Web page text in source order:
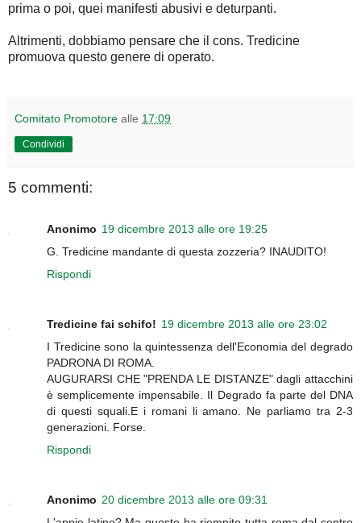
prima o poi, quei manifesti abusivi e deturpanti.
Altrimenti, dobbiamo pensare che il cons. Tredicine
promuova questo genere di operato.
Comitato Promotore alle 17:09
Condividi
5 commenti:
Anonimo 19 dicembre 2013 alle ore 19:25
G. Tredicine mandante di questa zozzeria? INAUDITO!
Rispondi
Tredicine fai schifo! 19 dicembre 2013 alle ore 23:02
I Tredicine sono la quintessenza dell'Economia del degrado
PADRONA DI ROMA.
AUGURARSI CHE "PRENDA LE DISTANZE" dagli attacchini
è semplicemente impensabile. Il Degrado fa parte del DNA
di questi squali.E i romani li amano. Ne parliamo tra 2-3
generazioni. Forse.
Rispondi
Anonimo 20 dicembre 2013 alle ore 09:31